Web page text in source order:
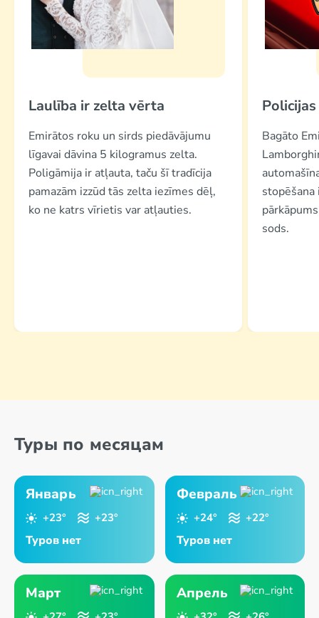
Laulība ir zelta vērta
Emirātos roku un sirds piedāvājumu
līgavai dāvina 5 kilogramus zelta.
Poligāmija ir atļauta, taču šī tradīcija
pamazām izzūd tās zelta iezīmes dēļ,
ko ne katrs vīrietis var atļauties.
Bagāto
sods.
Туры по месяцам
Январь
+23° +23°
Туров нет
Февраль
+24° +22°
Туров нет
Март Апрель